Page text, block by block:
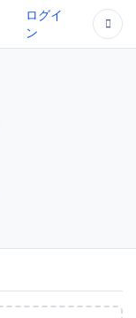
ログイ
ン